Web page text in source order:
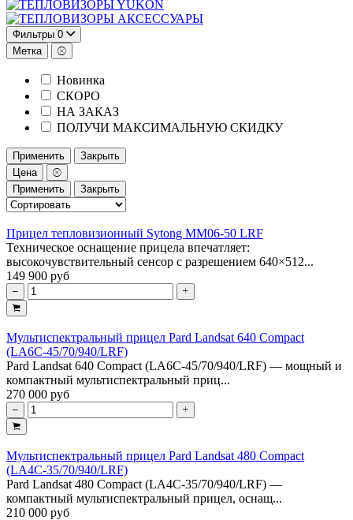
YUKON
АКСЕССУАРЫ
Фильтры 0
Метка
Новинка
СКОРО
НА ЗАКАЗ
ПОЛУЧИ МАКСИМАЛЬНУЮ СКИДКУ
Применить
Закрыть
Цена
Применить
Закрыть
Прицел тепловизионный Sytong MM06-50 LRF
Техническое оснащение прицела впечатляет:
высокочувствительный сенсор с разрешением 640×512...
149 900 руб
Мультиспектральный прицел Pard Landsat 640 Compact
(LA6C-45/70/940/LRF)
Pard Landsat 640 Compact (LA6C-45/70/940/LRF) — мощный и
компактный мультиспектральный приц...
270 000 руб
Мультиспектральный прицел Pard Landsat 480 Compact
(LA4C-35/70/940/LRF)
Pard Landsat 480 Compact (LA4C-35/70/940/LRF) —
компактный мультиспектральный прицел, оснащ...
210 000 руб